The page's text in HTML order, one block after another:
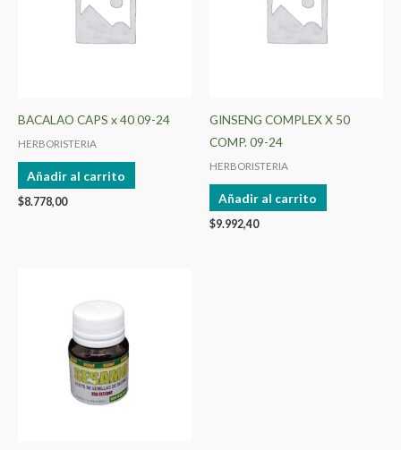
BACALAO CAPS x 40 09-24
HERBORISTERIA
Añadir al carrito
$8.778,00
GINSENG COMPLEX X 50
COMP. 09-24
HERBORISTERIA
Añadir al carrito
$9.992,40